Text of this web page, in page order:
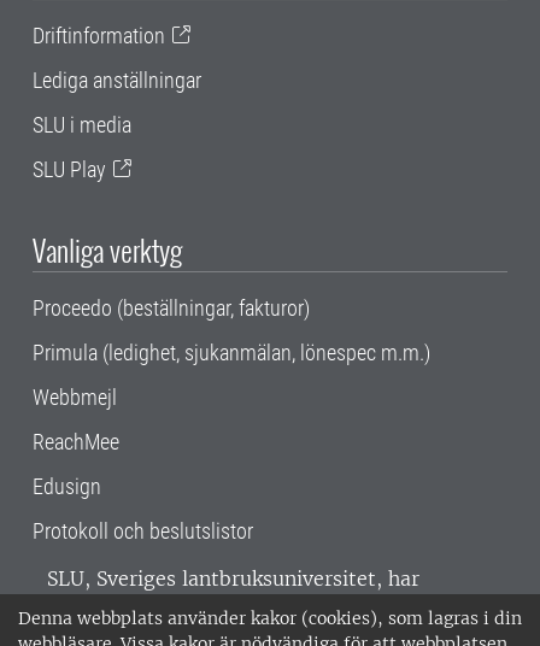
Denna webbplats använder kakor (cookies), som lagras i din
Driftinformation
Lediga anställningar
SLU i media
SLU Play
Vanliga verktyg
Proceedo (beställningar, fakturor)
Primula (ledighet, sjukanmälan, lönespec m.m.)
Webbmejl
ReachMee
Edusign
Protokoll och beslutslistor
SLU, Sveriges lantbruksuniversitet, har
verksamhet över hela Sverige. Huvudorter är
Alnarp, Uppsala och Umeå.SLU är